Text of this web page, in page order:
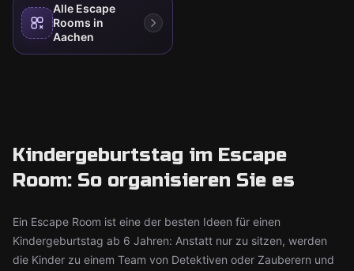
Alle Escape
Rooms in
Aachen
Kindergeburtstag im Escape
Room: So organisieren Sie es
Ein Escape Room ist eine der besten Ideen für einen
Kindergeburtstag ab 6 Jahren: Anstatt nur zu sitzen, werden
die Kinder zu einem Team von Detektiven oder Zauberern und